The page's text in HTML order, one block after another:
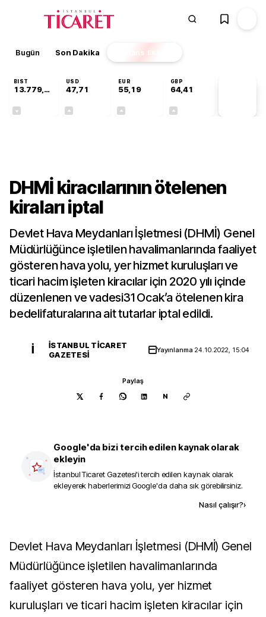
Bugün Son Dakika Finans EKSTRA
BIST
13.779,39
USD
47,71
EUR
55,19
GBP
64,41
DHMİ kiracılarının ötelenen
kiraları iptal
Devlet Hava Meydanları İşletmesi (DHMİ) Genel
Müdürlüğünce işletilen havalimanlarında faaliyet
gösteren hava yolu, yer hizmet kuruluşları ve
ticari hacim işleten kiracılar için 2020 yılı içinde
düzenlenen ve vadesi31 Ocak’a ötelenen kira
bedelifaturalarına ait tutarlar iptal edildi.
İ
İSTANBUL TICARET
GAZETESI
Yayınlanma 24.10.2022, 15:04
Paylaş
N
Google'da bizi tercih edilen kaynak olarak
ekleyin
İstanbul Ticaret Gazetesi'i tercih edilen kaynak olarak
ekleyerek haberlerimizi Google'da daha sık görebilirsiniz.
Nasıl çalışır?›
Devlet Hava Meydanları İşletmesi (DHMİ) Genel
Müdürlüğünce işletilen havalimanlarında
faaliyet gösteren hava yolu, yer hizmet
kuruluşları ve ticari hacim işleten kiracılar için